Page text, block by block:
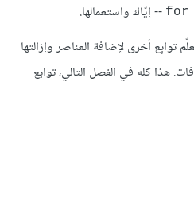
-- إيّاك واستعمالها.
توابِع أخرى لإضافة العناصر وإزالتها
هذا كله في الفصل التالي، توابع